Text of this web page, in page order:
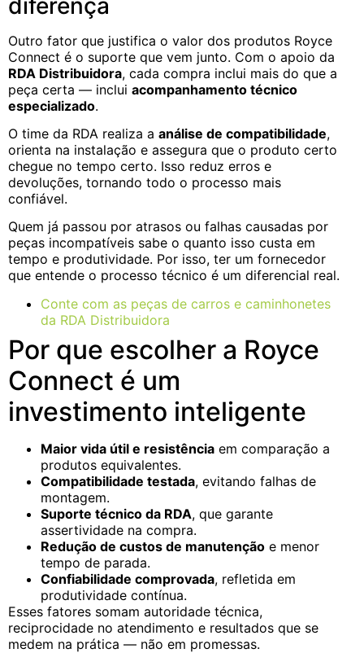
Outro fator que justifica o valor dos produtos Royce
Connect é o suporte que vem junto. Com o apoio da
RDA Distribuidora, cada compra inclui mais do que a
peça certa — inclui acompanhamento técnico
especializado.
O time da RDA realiza a análise de compatibilidade,
orienta na instalação e assegura que o produto certo
chegue no tempo certo. Isso reduz erros e
devoluções, tornando todo o processo mais
confiável.
Quem já passou por atrasos ou falhas causadas por
peças incompatíveis sabe o quanto isso custa em
tempo e produtividade. Por isso, ter um fornecedor
que entende o processo técnico é um diferencial real.
Conte com as peças de carros e caminhonetes
da RDA Distribuidora
Por que escolher a Royce
Connect é um
investimento inteligente
Maior vida útil e resistência em comparação a
produtos equivalentes.
Compatibilidade testada, evitando falhas de
montagem.
Suporte técnico da RDA, que garante
assertividade na compra.
Redução de custos de manutenção e menor
tempo de parada.
Confiabilidade comprovada, refletida em
produtividade contínua.
Esses fatores somam autoridade técnica,
reciprocidade no atendimento e resultados que se
medem na prática — não em promessas.